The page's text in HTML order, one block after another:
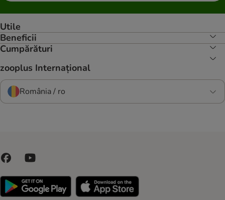
Utile
Beneficii
Cumpărături
zooplus Internațional
România / ro